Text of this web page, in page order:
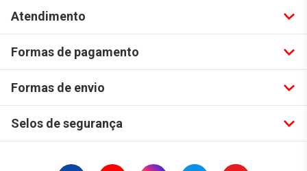
Atendimento
Formas de pagamento
Formas de envio
Selos de segurança